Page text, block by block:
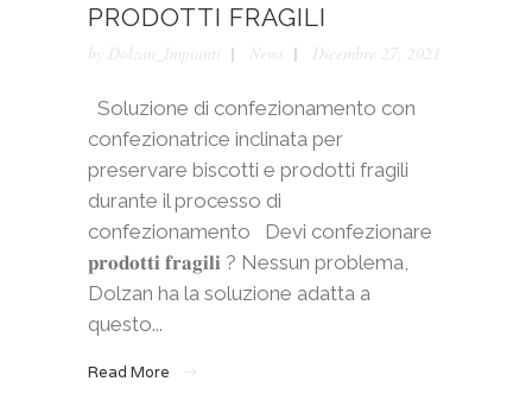
PRODOTTI FRAGILI
by Dolzan_Impianti News Dicembre 27, 2021
Soluzione di confezionamento con
confezionatrice inclinata per
preservare biscotti e prodotti fragili
durante il processo di
confezionamento Devi confezionare
𝐩𝐫𝐨𝐝𝐨𝐭𝐭𝐢 𝐟𝐫𝐚𝐠𝐢𝐥𝐢 ? Nessun problema,
Dolzan ha la soluzione adatta a
questo...
Read More